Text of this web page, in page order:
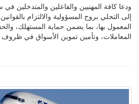
ودعا كافة المهنيين والفاعلين والمتدخلين
إلى التحلي بروح المسؤولية والالتزام
المعمول بها، بما يضمن حماية المستهلك،
المعاملات، وتأمين تموين الأسواق في